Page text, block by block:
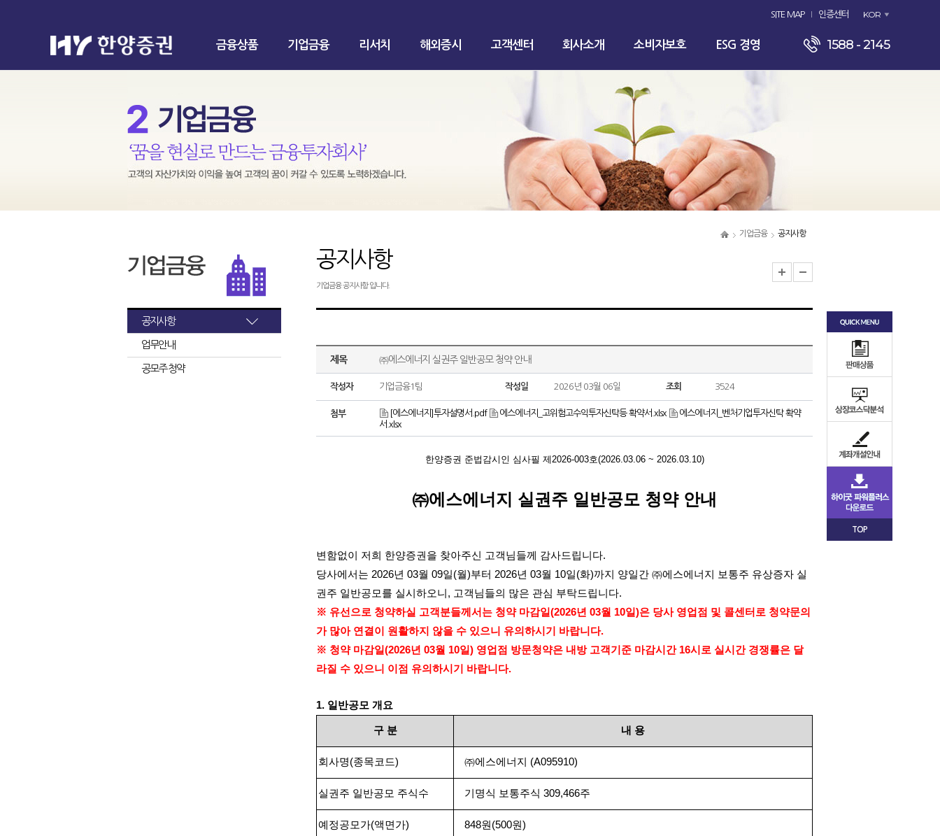
SITE MAP 인증센터 KOR
금융상품 기업금융 리서치 해외증시 고객센터 회사소개 소비자보호 ESG 경영 1588 - 2145
기업금융 공지사항
공지사항
업무안내
공모주 청약
공지사항
기업금융 공지사항 입니다.
제목 ㈜에스에너지 실권주 일반공모 청약 안내
작성자 기업금융1팀 작성일 2026년 03월 06일 조회 3524
첨부 [에스에너지]투자설명서.pdf 에스에너지_고위험고수익투자신탁등 확약서.xlsx
에스에너지_벤처기업투자신탁 확약
서.xlsx
한양증권 준법감시인 심사필 제2026-003호(2026.03.06 ~ 2026.03.10)
㈜에스에너지 실권주 일반공모 청약 안내
변함없이 저희 한양증권을 찾아주신 고객님들께 감사드립니다.
당사에서는 2026년 03월 09일(월)부터 2026년 03월 10일(화)까지 양일간 ㈜에스에너지 보통주 유상증자 실
권주 일반공모를 실시하오니 , 고객님들의 많은 관심 부탁드립니다.
※ 유선으로 청약하실 고객분들께서는 청약 마감일(2026년 03월 10일)은 당사 영업점 및 콜센터로 청약문의
가 많아 연결이 원활하지 않을 수 있으니 유의하시기 바랍니다.
※ 청약 마감일(2026년 03월 10일) 영업점 방문청약은 내방 고객기준 마감시간16시로 실시간 경쟁률은 달
라질 수 있으니 이점 유의하시기 바랍니다.
1. 일반공모 개요
구 분 내 용
회사명(종목코드) ㈜에스에너지 (A095910)
실권주 일반공모 주식수 기명식 보통주식309,466주
예정공모가(액면가) 848원 (500원)
TOP